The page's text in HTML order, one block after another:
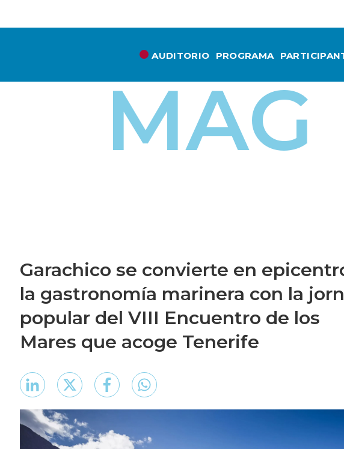
AUDITORIO PROGRAMA
MAG
Garachico se convierte en
la gastronomía marinera con la
popular del VIII Encuentro de los
Mares que acoge Tenerife